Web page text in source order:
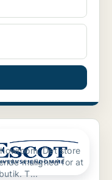
Det store
mulighed for at
tilpasse indretningen til typen af butik. T...